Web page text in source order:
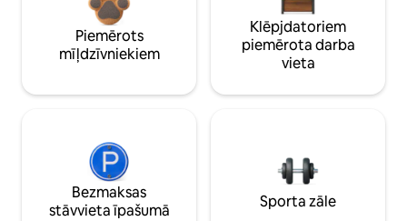
Piemērots
mīļdzīvniekiem
Klēpjdatoriem
piemērota darba
vieta
Bezmaksas
stāvvieta īpašumā
Sporta zāle